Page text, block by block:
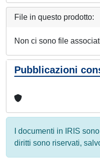
File in questo prodotto:
Non ci sono file
Pubblicazioni
I documenti in IRIS
diritti sono riservati,